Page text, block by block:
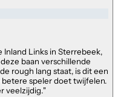
Links in Sterrebeek,
baan verschillende
rough lang staat, is dit een
speler doet twijfelen.
veelzijdig."